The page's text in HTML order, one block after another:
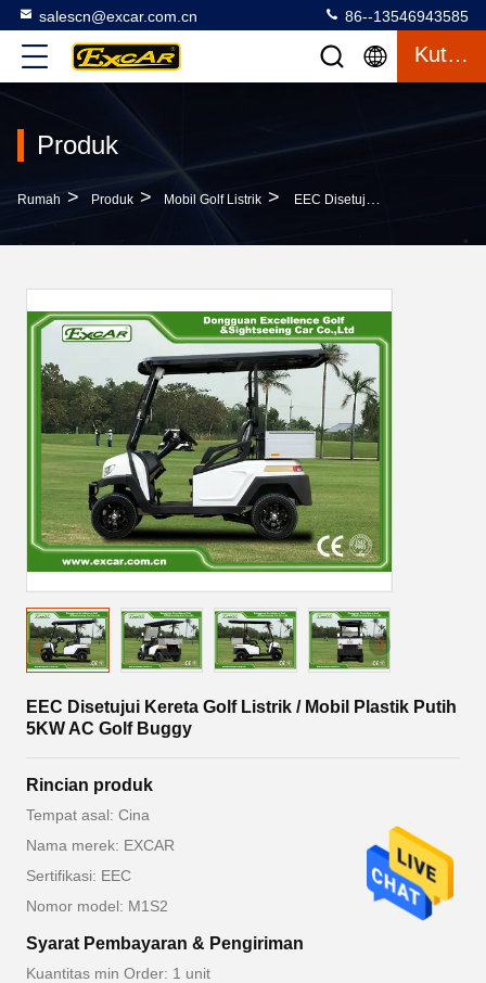
salescn@excar.com.cn 86--13546943585
Kutipan
Produk
Rumah > Produk > Mobil Golf Listrik > EEC Disetujui Kereta Golf Listrik / Mobil Plastik Putih 5KW AC Golf Buggy
EEC Disetujui Kereta Golf Listrik / Mobil Plastik Putih
5KW AC Golf Buggy
Rincian produk
Tempat asal: Cina
Nama merek: EXCAR
Sertifikasi: EEC
Nomor model: M1S2
Syarat Pembayaran & Pengiriman
Kuantitas min Order: 1 unit